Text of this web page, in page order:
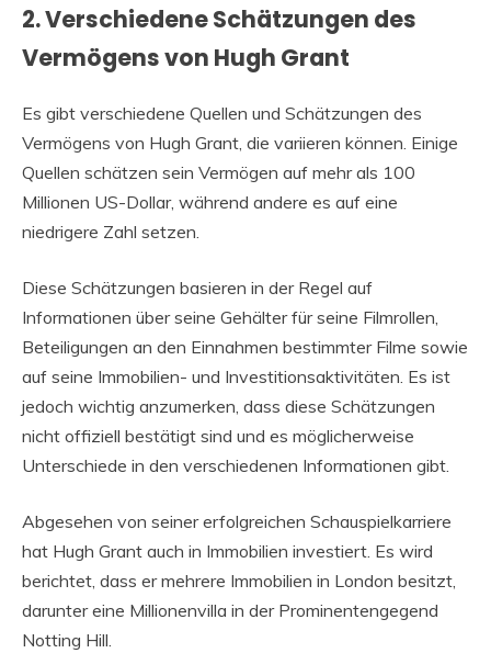
2. Verschiedene Schätzungen des
Vermögens von Hugh Grant
Es gibt verschiedene Quellen und Schätzungen des
Vermögens von Hugh Grant, die variieren können. Einige
Quellen schätzen sein Vermögen auf mehr als 100
Millionen US-Dollar, während andere es auf eine
niedrigere Zahl setzen.
Diese Schätzungen basieren in der Regel auf
Informationen über seine Gehälter für seine Filmrollen,
Beteiligungen an den Einnahmen bestimmter Filme sowie
auf seine Immobilien- und Investitionsaktivitäten. Es ist
jedoch wichtig anzumerken, dass diese Schätzungen
nicht offiziell bestätigt sind und es möglicherweise
Unterschiede in den verschiedenen Informationen gibt.
Abgesehen von seiner erfolgreichen Schauspielkarriere
hat Hugh Grant auch in Immobilien investiert. Es wird
berichtet, dass er mehrere Immobilien in London besitzt,
darunter eine Millionenvilla in der Prominentengegend
Notting Hill.